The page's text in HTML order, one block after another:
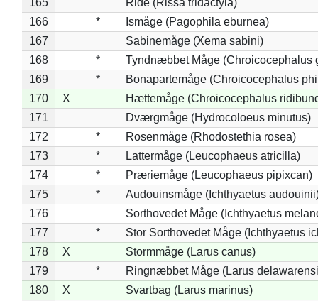
166
*
Ismåge (Pagophila eburnea)
167
Sabinemåge (Xema sabini)
168
*
Tyndnæbbet Måge (Chroicocephalus
169
*
Bonapartemåge (Chroicocephalus
170
X
Hættemåge (Chroicocephalus
171
Dværgmåge (Hydrocoloeus minutus)
172
*
Rosenmåge (Rhodostethia rosea)
173
*
Lattermåge (Leucophaeus atricilla)
174
*
Præriemåge (Leucophaeus pipixcan)
175
*
Audouinsmåge (Ichthyaetus
176
Sorthovedet Måge (Ichthyaetus
177
*
Stor Sorthovedet Måge (Ichthyaetus
178
X
Stormmåge (Larus canus)
179
*
Ringnæbbet Måge (Larus
180
X
Svartbag (Larus marinus)